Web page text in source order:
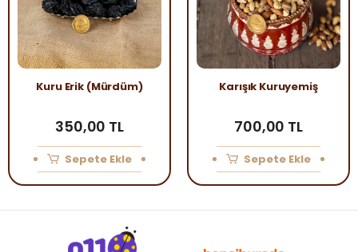
Kuru Erik (Mürdüm)
350,00 TL
Sepete Ekle
Karışık Kuruyemiş
700,00 TL
Sepete Ekle